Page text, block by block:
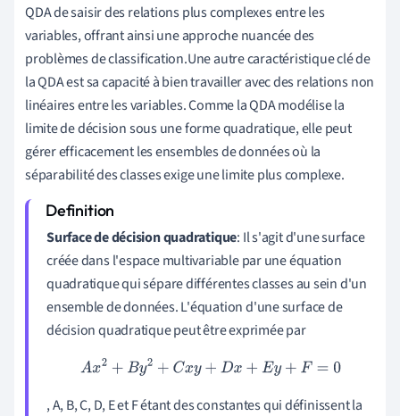
QDA de saisir des relations plus complexes entre les
variables, offrant ainsi une approche nuancée des
problèmes de classification.Une autre caractéristique clé de
la QDA est sa capacité à bien travailler avec des relations non
linéaires entre les variables. Comme la QDA modélise la
limite de décision sous une forme quadratique, elle peut
gérer efficacement les ensembles de données où la
séparabilité des classes exige une limite plus complexe.
Surface de décision quadratique: Il s'agit d'une surface
créée dans l'espace multivariable par une équation
quadratique qui sépare différentes classes au sein d'un
ensemble de données. L'équation d'une surface de
décision quadratique peut être exprimée par
Ax2+By2+Cxy+Dx+ Ey+F=0
, A, B, C, D, E et F étant des constantes qui définissent la